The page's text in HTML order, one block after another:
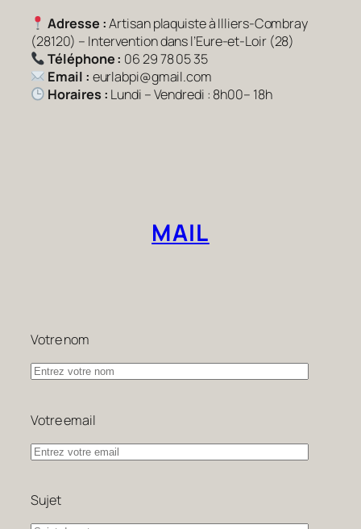
Adresse :Artisan plaquiste à Illiers-Combray
(28120) – Intervention dans l’Eure-et-Loir (28)
Téléphone : 06 29 78 05 35
Email : eurlabpi@gmail.com
Horaires : Lundi – Vendredi : 8h00– 18h
MAIL
Votre nom
Votre email
Sujet